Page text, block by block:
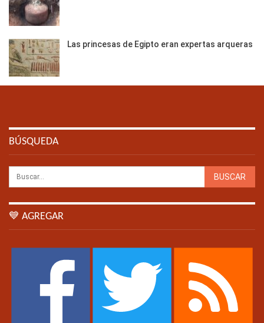
Las princesas de Egipto eran expertas arqueras
BÚSQUEDA
💙 AGREGAR